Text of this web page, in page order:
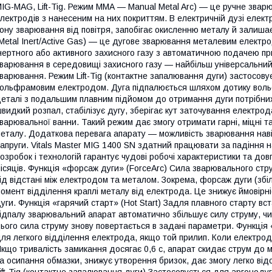
MAG, Lift-Tig. Режим ММА — Manual Metal Arc) — це ручне
з нанесеним на них покриттям. В електричній дузі
зварювання від повітря, запобігає окисленню металу й
Inert/Active Gas) — це дугове зварювання металевим
або активного захисного газу з автоматичною подачею
в середовищі захисного газу — найбільш
Режим Lift-Tig (контактне запалювання дуги)
електродом. Дуга підпалюється шляхом дотику
з подальшим плавним підйомом до отримання дуги
розпал, стабілізує дугу, зберігає кут заточування
ванни. Такий режим дає змогу отримати гарні, міцні
Додаткова перевага апарату — можливість зварювання
Vitals Master MIG 1400 SN здатний працювати за падіння
і технологій гарантує чудові робочі характеристики та
Функція «форсаж дуги» (ForceArc) Сила зварювального
відстані між електродом та металом. Зокрема, форсаж дуги
відділення краплі металу від електрода. Це знижує
Функція «гарячий старт» (Hot Start) Задля плавного старту
зварювальний апарат автоматично збільшує силу струму,
сила струму знову повертається в задані параметри.
легкого відділення електрода, якщо той прилип. Коли
тривалість замикання досягає 0,6 с, апарат скидає струм до
осипання обмазки, знижує утворення бризок, дає змогу легко